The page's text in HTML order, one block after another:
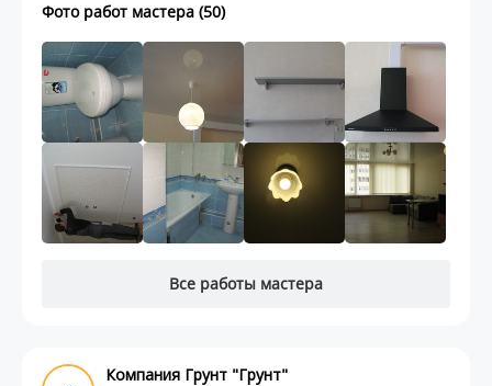
Фото работ мастера (50)
Все работы мастера
Компания Грунт "Грунт"